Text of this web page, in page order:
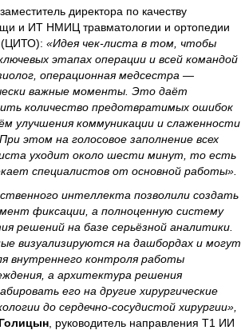
заместитель директора по качеству
и ИТ НМИЦ травматологии и ортопедии
(ЦИТО): «Идея чек-листа в том, чтобы
этапах операции и всей командой
операционная медсестра —
важные моменты. Это даёт
количество предотвратимых ошибок
улучшения коммуникации и слаженности
этом на голосовое заполнение всех
уходит около шести минут, то есть
специалистов от основной работы».
интеллекта позволили создать
фиксации, а полноценную систему
решений на базе серьёзной аналитики.
визуализируются на дашбордах и могут
внутреннего контроля работы
а архитектура решения
его на другие хирургические
до сердечно-сосудистой хирургии»,
, руководитель направления Т1 ИИ